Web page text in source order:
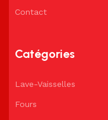
Contact
Catégories
Lave-Vaisselles
Fours